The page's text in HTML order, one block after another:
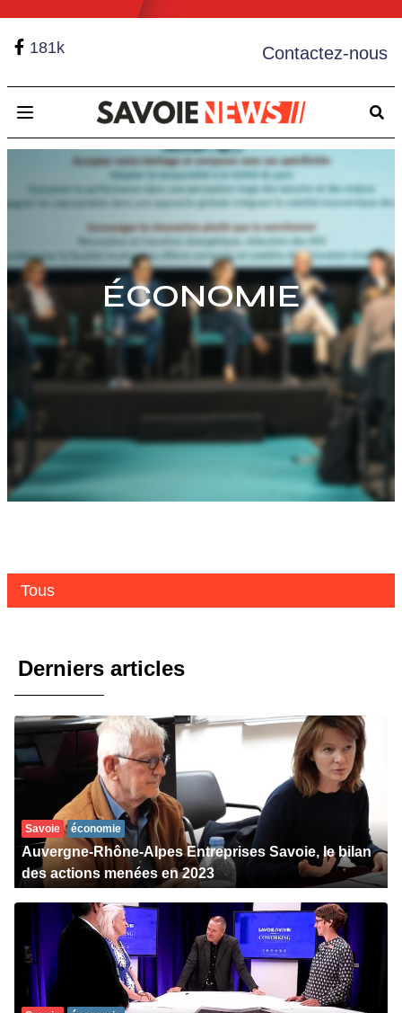
181k Contactez-nous
Open main menu
ÉCONOMIE
Tous
Derniers articles
Savoie économie
Auvergne-Rhône-Alpes Entreprises Savoie, le bilan
des actions menées en 2023